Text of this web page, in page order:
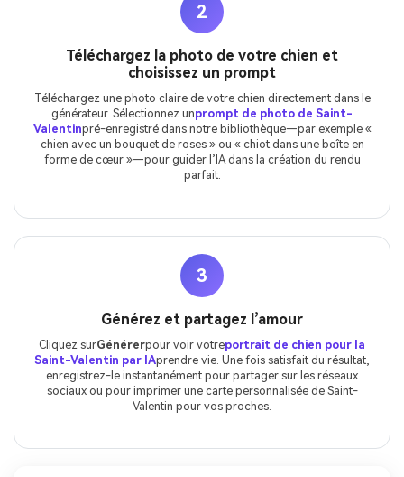
2
Téléchargez la photo de votre chien et
choisissez un prompt
Téléchargez une photo claire de votre chien directement dans le
générateur. Sélectionnez unprompt de photo de Saint-
Valentinpré-enregistré dans notre bibliothèque—par exemple «
chien avec un bouquet de roses » ou « chiot dans une boîte en
forme de cœur »—pour guider l’IA dans la création du rendu
parfait.
3
Générez et partagez l’amour
Cliquez surGénérerpour voir votreportrait de chien pour la
Saint-Valentin par IAprendre vie. Une fois satisfait du résultat,
enregistrez-le instantanément pour partager sur les réseaux
sociaux ou pour imprimer une carte personnalisée de Saint-
Valentin pour vos proches.